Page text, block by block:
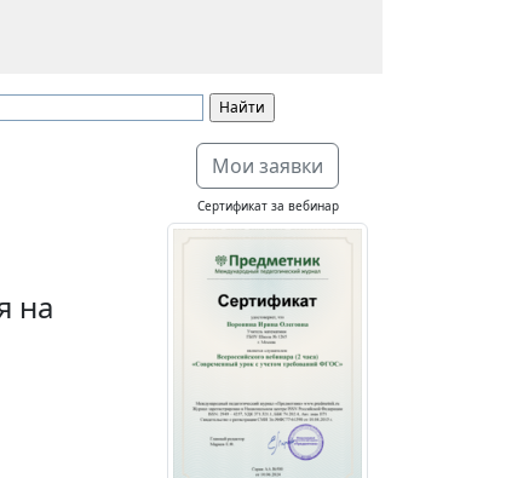
на
Мои заявки
Сертификат за вебинар